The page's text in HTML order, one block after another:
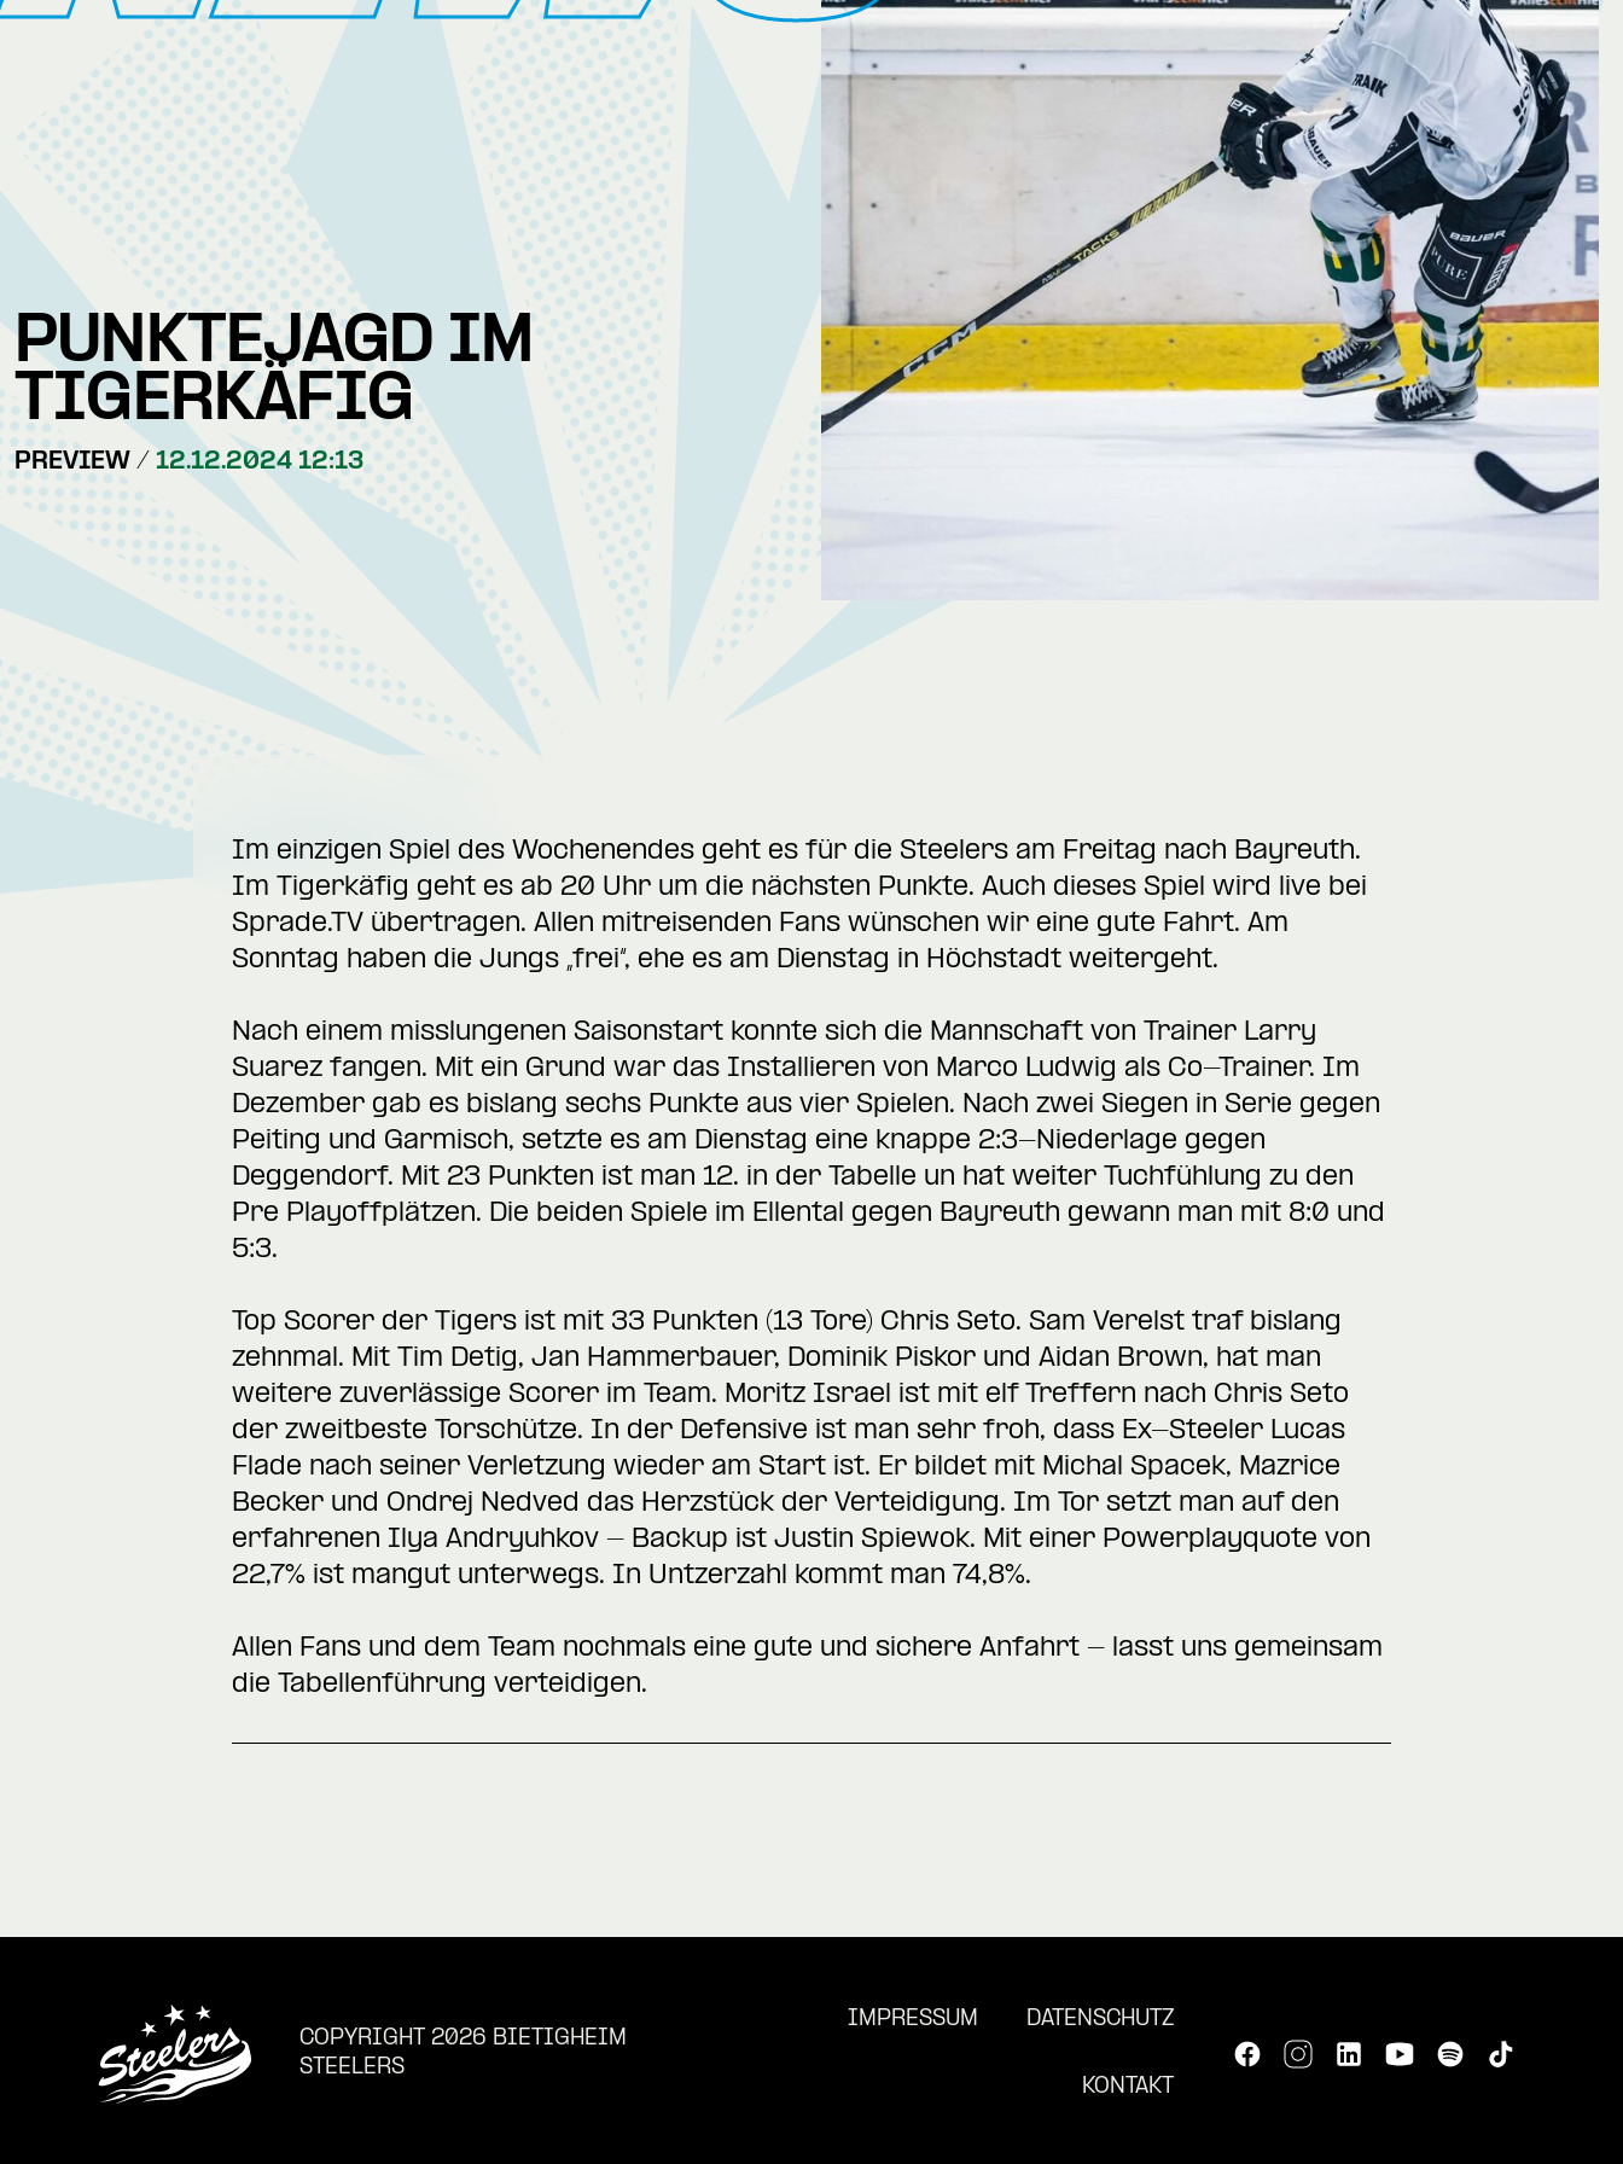
PUNKTEJAGD IM
TIGERKÄFIG
PREVIEW / 12.12.2024 12:13
Im einzigen Spiel des Wochenendes geht es für die Steelers am Freitag nach Bayreuth.
Im Tigerkäfig geht es ab 20 Uhr um die nächsten Punkte. Auch dieses Spiel wird live bei
Sprade.TV übertragen. Allen mitreisenden Fans wünschen wir eine gute Fahrt. Am
Sonntag haben die Jungs „frei“, ehe es am Dienstag in Höchstadt weitergeht.
Nach einem misslungenen Saisonstart konnte sich die Mannschaft von Trainer Larry
Suarez fangen. Mit ein Grund war das Installieren von Marco Ludwig als Co-Trainer. Im
Dezember gab es bislang sechs Punkte aus vier Spielen. Nach zwei Siegen in Serie gegen
Peiting und Garmisch, setzte es am Dienstag eine knappe 2:3-Niederlage gegen
Deggendorf. Mit 23 Punkten ist man 12. in der Tabelle un hat weiter Tuchfühlung zu den
Pre Playoffplätzen. Die beiden Spiele im Ellental gegen Bayreuth gewann man mit 8:0 und
5:3.
Top Scorer der Tigers ist mit 33 Punkten (13 Tore) Chris Seto. Sam Verelst traf bislang
zehnmal. Mit Tim Detig, Jan Hammerbauer, Dominik Piskor und Aidan Brown, hat man
weitere zuverlässige Scorer im Team. Moritz Israel ist mit elf Treffern nach Chris Seto
der zweitbeste Torschütze. In der Defensive ist man sehr froh, dass Ex-Steeler Lucas
Flade nach seiner Verletzung wieder am Start ist. Er bildet mit Michal Spacek, Mazrice
Becker und Ondrej Nedved das Herzstück der Verteidigung. Im Tor setzt man auf den
erfahrenen Ilya Andryuhkov - Backup ist Justin Spiewok. Mit einer Powerplayquote von
22,7% ist mangut unterwegs. In Untzerzahl kommt man 74,8%.
Allen Fans und dem Team nochmals eine gute und sichere Anfahrt - lasst uns gemeinsam
die Tabellenführung verteidigen.
COPYRIGHT 2026 BIETIGHEIM
STEELERS
IMPRESSUM DATENSCHUTZ
KONTAKT